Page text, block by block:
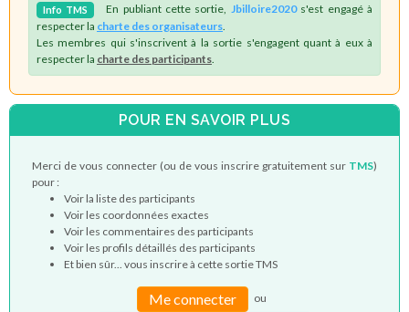
Info TMS En publiant cette sortie, Jbilloire2020s'est engagé à
respecter la charte des organisateurs
Les membres qui s'inscrivent à la sortie s'engagent quant à eux à
respecter la charte des participants
POUR EN SAVOIR PLUS
Merci de vous connecter (ou de vous inscrire gratuitement sur TMS)
pour :
Voir la liste des participants
Voir les coordonnées exactes
Voir les commentaires des participants
Voir les profils détaillés des participants
Et bien sûr... vous inscrire à cette sortie TMS
Me connecter ou